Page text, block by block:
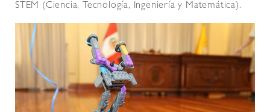
STEM (Ciencia, Tecnología, Ingeniería y Matemática).